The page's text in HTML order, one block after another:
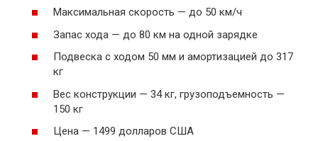
Максимальная скорость — до 50 км/ч
Запас хода — до 80 км на одной зарядке
Подвеска с ходом 50 мм и амортизацией до 317
кг
Вес конструкции — 34 кг, грузоподъемность —
150 кг
Цена — 1499 долларов США